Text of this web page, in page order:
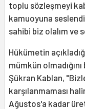
toplu sözleşmeyi
kamuoyuna
sahibi biz olalım ve
Hükümetin
mümkün
Şükran Kablan,
karşılanmaması
Ağustos'a kadar